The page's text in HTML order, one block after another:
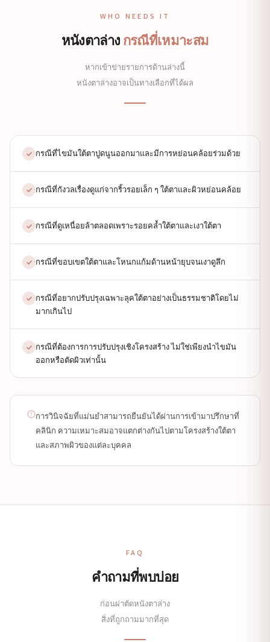
WHO NEEDS IT
หนังตาล่างกรณีที่เหมาะสม
หากเข้าข่ายรายการด้านล่างนี้
หนังตาล่างอาจเป็นทางเลือกที่ได้ผล
กรณีที่ไขมันใต้ตาปูดนูนออกมาและมีการหย่อนคล้อยร่วมด้วย
กรณีที่กังวลเรื่องดูแก่จากริ้วรอยเล็ก ๆ ใต้ตาและผิวหย่อนคล้อย
กรณีที่ดูเหนื่อยล้าตลอดเพราะรอยคล้ำใต้ตาและเงาใต้ตา
กรณีที่ขอบเขตใต้ตาและโหนกแก้มด้านหน้ายุบจนเงาดูลึก
กรณีที่อยากปรับปรุงเฉพาะลุคใต้ตาอย่างเป็นธรรมชาติโดยไม่
มากเกินไป
กรณีที่ต้องการการปรับปรุงเชิงโครงสร้าง ไม่ใช่เพียงนำไขมัน
ออกหรือตัดผิวเท่านั้น
การวินิจฉัยที่แม่นยำสามารถยืนยันได้ผ่านการเข้ามาปรึกษาที่
คลินิก ความเหมาะสมอาจแตกต่างกันไปตามโครงสร้างใต้ตา
และสภาพผิวของแต่ละบุคคล
FAQ
คำถามที่พบบ่อย
ก่อนผ่าตัดหนังตาล่าง
สิ่งที่ถูกถามมากที่สุด